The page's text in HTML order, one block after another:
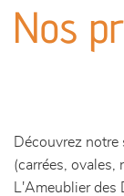
séjours
meubles de
chambres
Nos
Découvrez
(carrées, ovales,
L'Ameublier